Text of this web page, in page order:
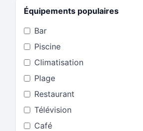
Équipements populaires
Bar
Piscine
Climatisation
Plage
Restaurant
Télévision
Café